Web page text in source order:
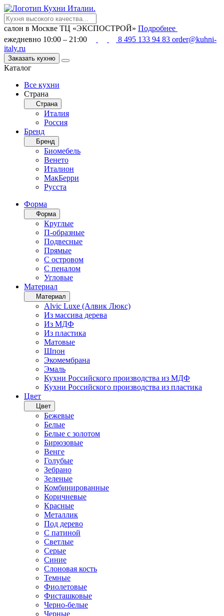
салон в Москве ТЦ «ЭКСПОСТРОЙ» Подробнее
ежедневно 10:00 – 21:00
8 495 133 94 83 order@kuhni-
italy.ru
Заказать кухню
Каталог
Все кухни
Страна
Страна
Италия
Россия
Бренд
Бренд
Биомебель
Венето
Италион
МакБерри
Русста
Форма
Форма
Круглые
П-образные
Подвесные
Прямые
С островом
С пеналом
Угловые
Материал
Материал
Alvic Luxe (Алвик Люкс)
Из массива дерева
Из МДФ
Из пластика
Матовые
Шпон
Экомембрана
Эмаль
Кухни Российского производства из МДФ
Кухни Российского производства из пластика
Цвет
Цвет
Бежевые
Белые
Белые с золотом
Бирюзовые
Венге
Голубые
Зебрано
Зеленые
Комбинированные
Коричневые
Красные
Металлик
Под дерево
С патиной
Светлые
Серые
Синие
Слоновая кость
Темные
Фиолетовые
Фисташковые
Черно-белые
Черные